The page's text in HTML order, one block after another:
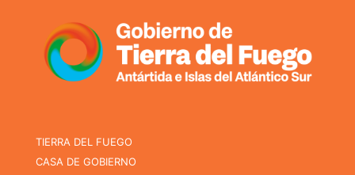
TIERRA DEL FUEGO
CASA DE GOBIERNO